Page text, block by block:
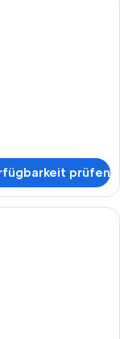
prüfen
|